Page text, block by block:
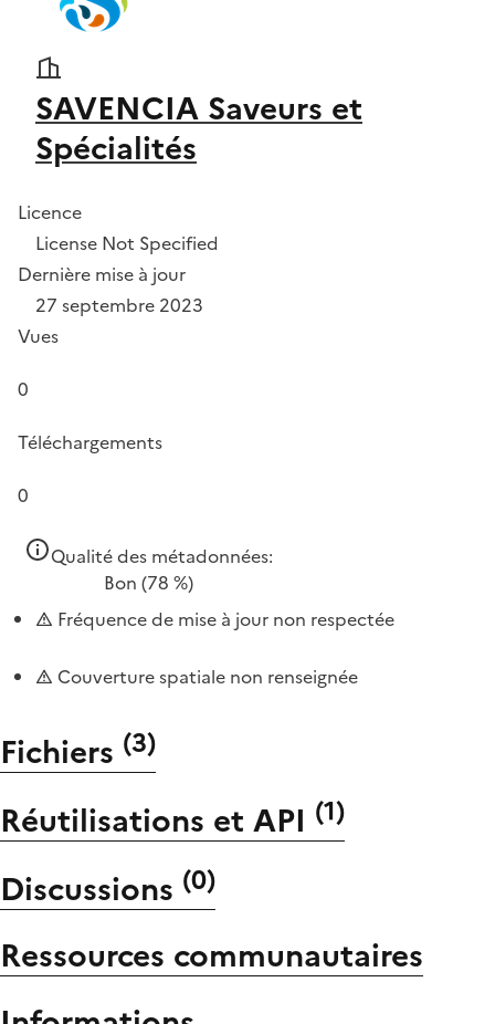
SAVENCIA Saveurs et
Spécialités
Licence
License Not Specified
Dernière mise à jour
27 septembre 2023
Vues
0
Téléchargements
0
Qualité des métadonnées:
Bon (78 %)
Fréquence de mise à jour non respectée
Couverture spatiale non renseignée
Fichiers (3)
Réutilisations et API (1)
Discussions (0)
Ressources communautaires